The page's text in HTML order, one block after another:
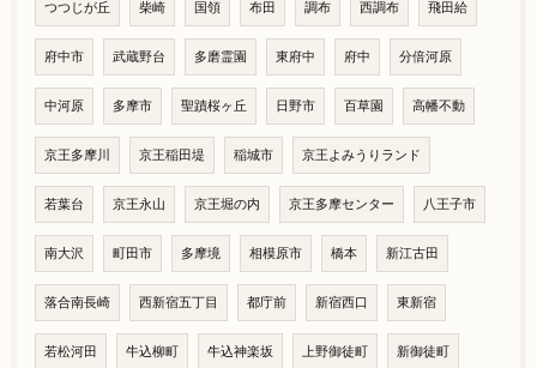
つつじが丘 柴崎 国領 布田 調布 西調布 飛田給
府中市 武蔵野台 多磨霊園 東府中 府中 分倍河原
中河原 多摩市 聖蹟桜ヶ丘 日野市 百草園 高幡不動
京王多摩川 京王稲田堤 稲城市 京王よみうりランド
若葉台 京王永山 京王堀の内 京王多摩センター 八王子市
南大沢 町田市 多摩境 相模原市 橋本 新江古田
落合南長崎 西新宿五丁目 都庁前 新宿西口 東新宿
若松河田 牛込柳町 牛込神楽坂 上野御徒町 新御徒町